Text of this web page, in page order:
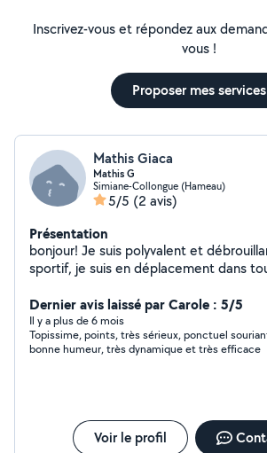
Inscrivez-vous et répondez aux
vous !
Proposer mes services
Mathis Giaca
Mathis G
Simiane-Collongue (Hameau)
5/5 (2 avis)
Présentation
bonjour! Je suis polyvalent et débrouillard, 21 ans et
sportif, je suis en déplacement dans tout le
carrelage, isolation, placo, peinture...) - Je propose
également des services de nettoyage
toitures > voir photo...
Dernier avis laissé par Carole : 5/5
Il y a plus de 6 mois
Topissime, points, très sérieux, ponctuel
bonne humeur, très dynamique et très efficace
Voir le profil